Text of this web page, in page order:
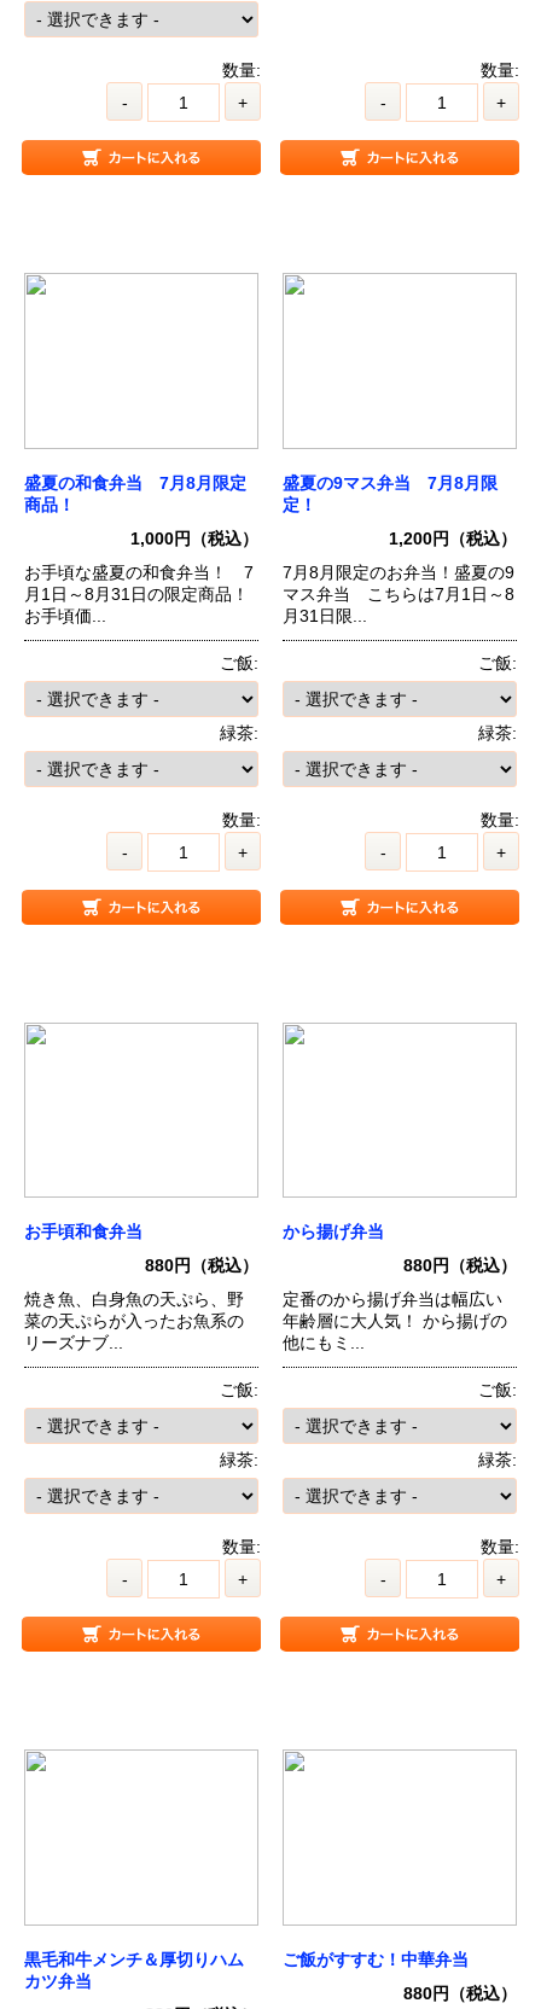
数量:
-
+
数量:
-
+
盛夏の和食弁当 7月8月限定
商品！
1,000円（税込）
お手頃な盛夏の和食弁当！ 7
月1日～8月31日の限定商品！
お手頃価...
ご飯:
緑茶:
数量:
-
+
盛夏の9マス弁当 7月8月限
定！
1,200円（税込）
7月8月限定のお弁当！盛夏の9
マス弁当 こちらは7月1日～8
月31日限...
ご飯:
緑茶:
数量:
-
+
お手頃和食弁当
880円（税込）
焼き魚、白身魚の天ぷら、野
菜の天ぷらが入ったお魚系の
リーズナブ...
ご飯:
緑茶:
数量:
-
+
から揚げ弁当
880円（税込）
定番のから揚げ弁当は幅広い
年齢層に大人気！ から揚げの
他にもミ...
ご飯:
緑茶:
数量:
-
+
黒毛和牛メンチ＆厚切りハム
カツ弁当
ご飯がすすむ！中華弁当
880円（税込）